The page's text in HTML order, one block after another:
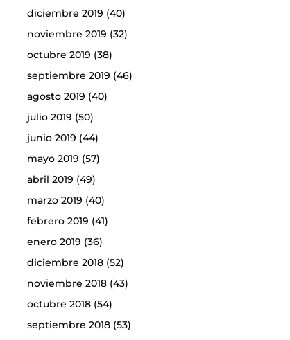
diciembre 2019 (40)
noviembre 2019 (32)
octubre 2019 (38)
septiembre 2019 (46)
agosto 2019 (40)
julio 2019 (50)
junio 2019 (44)
mayo 2019 (57)
abril 2019 (49)
marzo 2019 (40)
febrero 2019 (41)
enero 2019 (36)
diciembre 2018(52)
noviembre 2018(43)
octubre 2018(54)
septiembre 2018(53)